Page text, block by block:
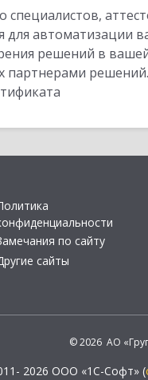
специалистов,
для автоматизации
решений в
партнерами решений.
по сайту
сайты
© 2026 АО
2026 ООО «1С-Софт» (